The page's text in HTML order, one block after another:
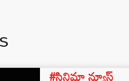
#సినిమా న్యూస్